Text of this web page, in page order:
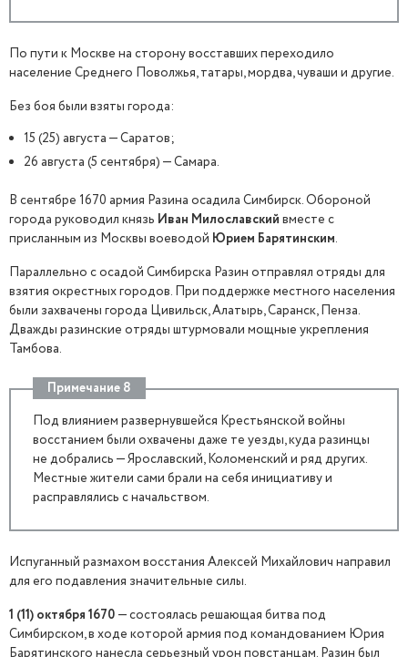
По пути к Москве на сторону восставших переходило
население Среднего Поволжья, татары, мордва, чуваши и другие.
Без боя были взяты города:
15 (25) августа — Саратов;
26 августа (5 сентября) — Самара.
В сентябре 1670 армия Разина осадила Симбирск. Обороной
города руководил князь Иван Милославский вместе с
присланным из Москвы воеводой Юрием Барятинским.
Параллельно с осадой Симбирска Разин отправлял отряды для
взятия окрестных городов. При поддержке местного населения
были захвачены города Цивильск, Алатырь, Саранск, Пенза.
Дважды разинские отряды штурмовали мощные укрепления
Тамбова.
Примечание 8
Под влиянием развернувшейся Крестьянской войны
восстанием были охвачены даже те уезды, куда разинцы
не добрались — Ярославский, Коломенский и ряд других.
Местные жители сами брали на себя инициативу и
расправлялись с начальством.
Испуганный размахом восстания Алексей Михайлович направил
для его подавления значительные силы.
1 (11) октября 1670 — состоялась решающая битва под
Симбирском, в ходе которой армия под командованием Юрия